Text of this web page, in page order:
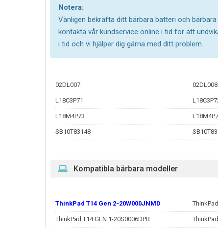
Notera:
Vänligen bekräfta ditt bärbara batteri och
kontakta vår kundservice online i tid för att
i tid och vi hjälper dig gärna med ditt problem.
02DL007 02DL008
L18C3P71
L18M4P73
SB10T83148
Kompatibla bärbara modeller
ThinkPad T14 Gen 2-20W000JNMD
ThinkPad T14 GEN 1-20S0006DPB